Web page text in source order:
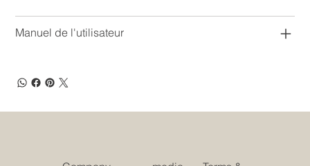
Manuel de l'utilisateur